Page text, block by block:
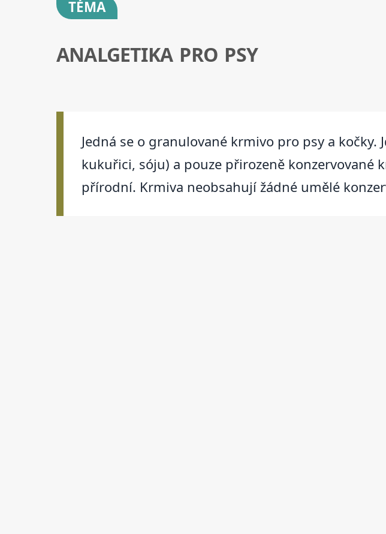
TÉMA
ANALGETIKA PRO PSY
Jedná se o granulované krmivo pro psy a
kukuřici, sóju) a pouze přirozeně konzervované
přírodní. Krmiva neobsahují žádné umělé